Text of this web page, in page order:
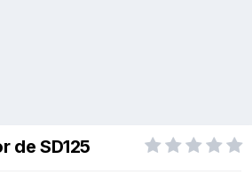
de SD125